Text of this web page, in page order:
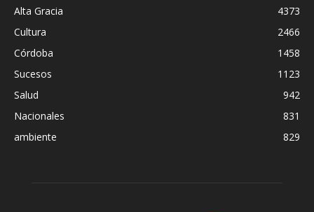
Alta Gracia
4373
Cultura
2466
Córdoba
1458
Sucesos
1123
Salud
942
Nacionales
831
ambiente
829